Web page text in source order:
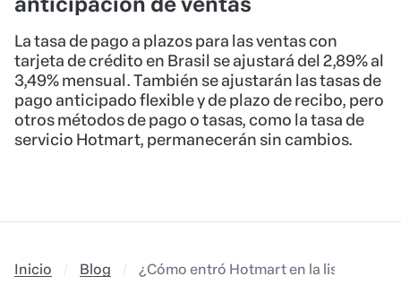
La tasa de pago a plazos para las ventas con
tarjeta de crédito en Brasil se ajustará del 2,89% al
3,49% mensual. También se ajustarán las tasas de
pago anticipado flexible y de plazo de recibo, pero
otros métodos de pago o tasas, como la tasa de
servicio Hotmart, permanecerán sin cambios.
Inicio Blog ¿Cómo entró Hotmart en la lista de